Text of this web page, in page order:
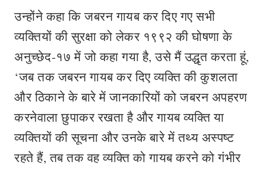
उन्होंने कहा कि जबरन गायब कर दिए गए सभी
व्यक्तियों की सुरक्षा को लेकर १९९२ की घोषणा के
अनुच्छेद-१७ में जो कहा गया है, उसे मैं उद्धृत करता हूं,
‘जब तक जबरन गायब कर दिए व्यक्ति की कुशलता
और ठिकाने के बारे में जानकारियों को जबरन अपहरण
करनेवाला छुपाकर रखता है और गायब व्यक्ति या
व्यक्तियों की सूचना और उनके बारे में तथ्य अस्पष्ट
रहते हैं, तब तक वह व्यक्ति को गायब करने को गंभीर